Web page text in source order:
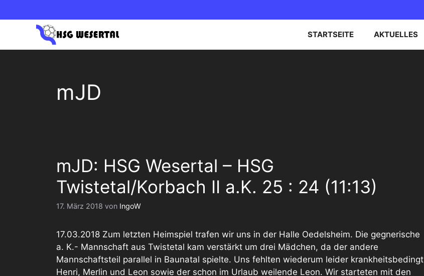
Inhalt
STARTSEITE AKTUELLES
2. HERREN BEZIRKSLIGA
mJD
mJD: HSG Wesertal – HSG
Twistetal/Korbach II a.K. 25 : 24 (11:13)
17. März 2018 von IngoW
17.03.2018 Zum letzten Heimspiel trafen wir uns in der Halle Oedelsheim. Die gegnerische
a. K.- Mannschaft aus Twistetal kam verstärkt um drei Mädchen, da der andere
Mannschaftsteil parallel in Baunatal spielte. Uns fehlten wiederum leider krankheitsbedingt
Henri, Merlin und Leon sowie der schon im Urlaub weilende Leon. Wir starteten mit den